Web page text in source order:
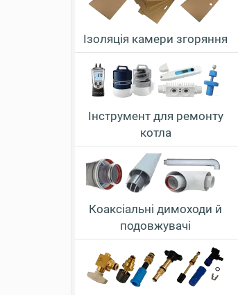
Ізоляція камери згоряння
Інструмент для ремонту
котла
Коаксіальні димоходи й
подовжувачі